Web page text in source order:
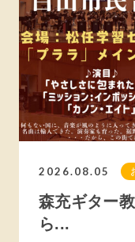
2026.08.05
森充ギター
ら...